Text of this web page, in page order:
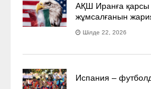
АҚШ Иранға қарсы
жұмсалғанын
Шілде 22, 2026
Испания –